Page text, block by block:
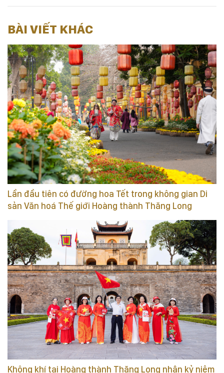
BÀI VIẾT KHÁC
Lần đầu tiên có đường hoa Tết trong không gian Di
sản Văn hoá Thế giới Hoàng thành Thăng Long
Không khí tại Hoàng thành Thăng Long nhân kỷ niệm